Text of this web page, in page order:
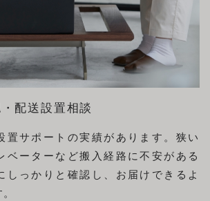
配送設置相談
置サポートの実績があります。狭い
ベーターなど搬入経路に不安がある
しっかりと確認し、お届けできるよ